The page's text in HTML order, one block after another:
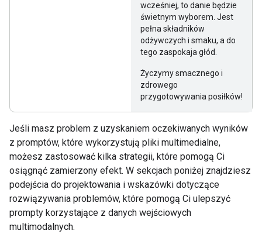
wcześniej, to danie będzie
świetnym wyborem. Jest
pełna składników
odżywczych i smaku, a do
tego zaspokaja głód.
Życzymy smacznego i
zdrowego
przygotowywania posiłków!
Jeśli masz problem z uzyskaniem oczekiwanych wyników
z promptów, które wykorzystują pliki multimedialne,
możesz zastosować kilka strategii, które pomogą Ci
osiągnąć zamierzony efekt. W sekcjach poniżej znajdziesz
podejścia do projektowania i wskazówki dotyczące
rozwiązywania problemów, które pomogą Ci ulepszyć
prompty korzystające z danych wejściowych
multimodalnych.